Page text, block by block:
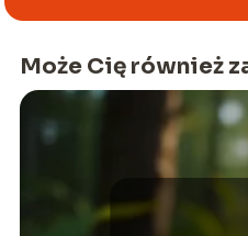
Może Cię również